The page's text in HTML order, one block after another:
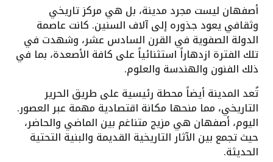
أصفهان ليست مجرد مدينة، بل هي مركز تاريخي
وثقافي يعود جذوره إلى آلاف السنين. كانت عاصمة
الدولة الصفوية في القرن السادس عشر، وشهدت في
تلك الفترة ازدهاراً استثنائياً على كافة الأصعدة، بما في
ذلك الفنون والهندسة والعلوم.
تُعد المدينة أيضاً محطة رئيسية على طريق الحرير
التاريخي، مما منحها مكانة اقتصادية مهمة عبر العصور.
اليوم، أصفهان هي مزيج متناغم بين الماضي والحاضر،
حيث تجمع بين الآثار التاريخية القديمة والبنية التحتية
الحديثة.